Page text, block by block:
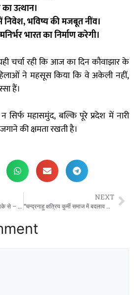
उत्थान।
निवेश, भविष्य की मजबूत नींव।
भारत का निर्माण करेगी।
चर्चा रही कि आज का दिन कौवाझार के
ने महसूस किया कि वे अकेली नहीं,
हैं।
सिर्फ महासमुंद, बल्कि पूरे प्रदेश में नारी
की क्षमता रखती है।
बीजापुर का जंगल दहला IED धमाके से – नक्सली हमले में एक वीर जवान शहीद, तीन घायल”
NEXT
“चन्द्रनाहु क्षत्रिय कुर्मी समाज में बदलाव की बयार – घूँचापाली उपक्षेत्र की कमान संभालेंगे रमेश चंद्राकर”!